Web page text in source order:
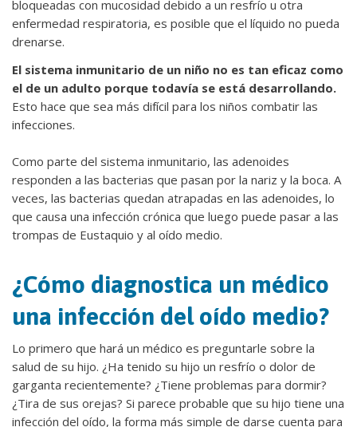
bloqueadas con mucosidad debido a un resfrío u otra
enfermedad respiratoria, es posible que el líquido no pueda
drenarse.
El sistema inmunitario de un niño no es tan eficaz como
el de un adulto porque todavía se está desarrollando.
Esto hace que sea más difícil para los niños combatir las
infecciones.
Como parte del sistema inmunitario, las adenoides
responden a las bacterias que pasan por la nariz y la boca. A
veces, las bacterias quedan atrapadas en las adenoides, lo
que causa una infección crónica que luego puede pasar a las
trompas de Eustaquio y al oído medio.
¿Cómo diagnostica un médico
una infección del oído medio?
Lo primero que hará un médico es preguntarle sobre la
salud de su hijo. ¿Ha tenido su hijo un resfrío o dolor de
garganta recientemente? ¿Tiene problemas para dormir?
¿Tira de sus orejas? Si parece probable que su hijo tiene una
infección del oído, la forma más simple de darse cuenta para